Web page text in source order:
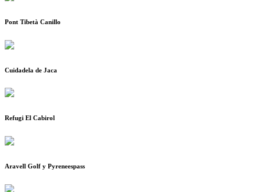
Pont Tibetà Canillo
Cuidadela de Jaca
Refugi El Cabirol
Aravell Golf y Pyreneespass